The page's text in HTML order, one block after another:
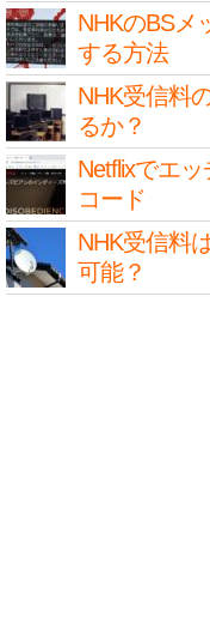
NHKのBSメ
する方法
NHK受信料
るか？
Netflixでエ
コード
NHK受信料
可能？